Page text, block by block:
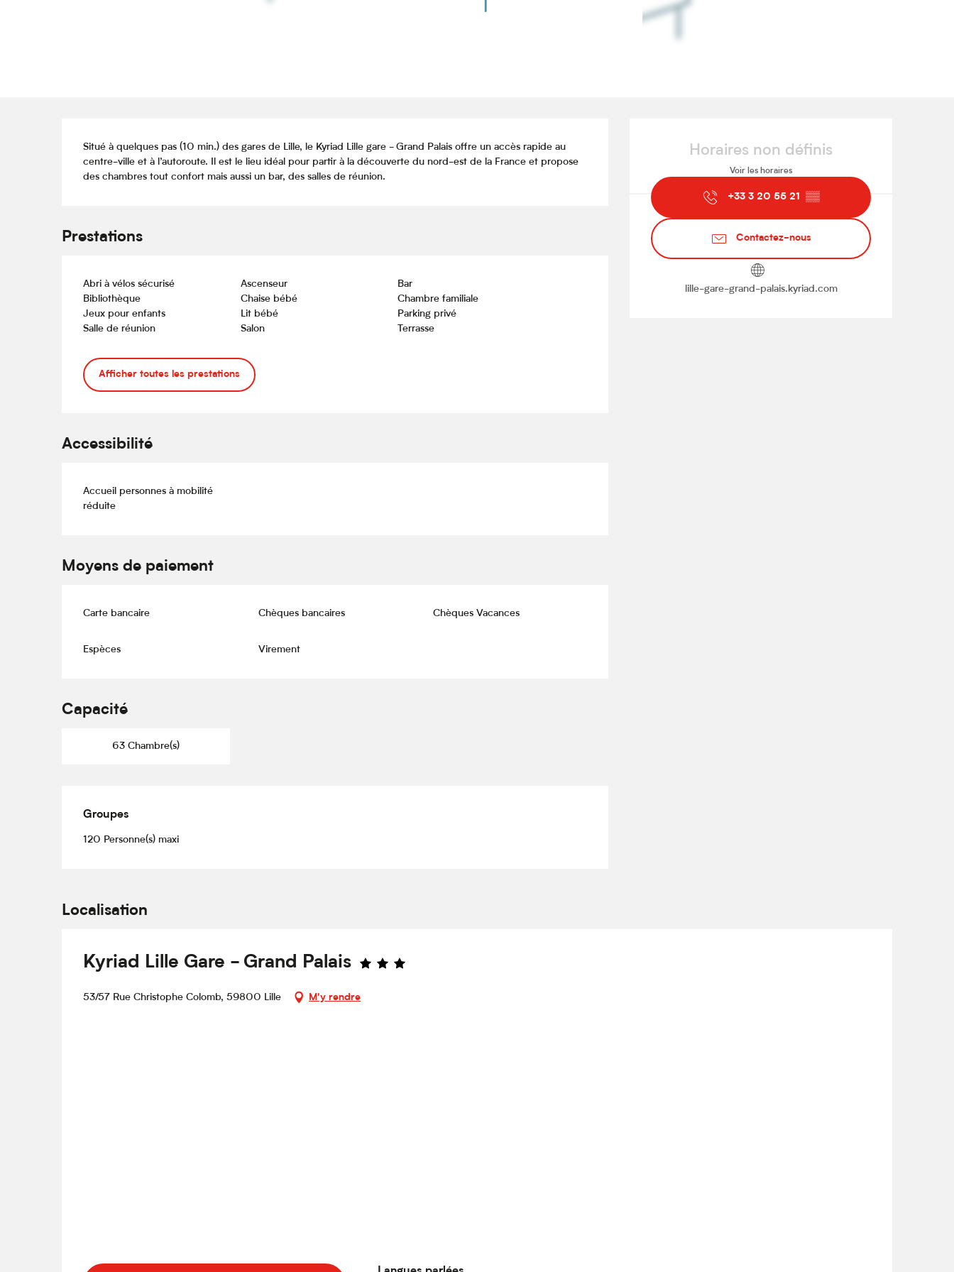
Ouverture et coordonnées
Horaires non définis
Voir les horaires
+33 3 20 55 21 ▒▒
Contactez-nous
lille-gare-grand-palais.kyriad.com
Description
Situé à quelques pas (10 min.) des gares de Lille, le Kyriad Lille gare - Grand Palais offre un accès rapide au
centre-ville et à l’autoroute. Il est le lieu idéal pour partir à la découverte du nord-est de la France et propose
des chambres tout confort mais aussi un bar, des salles de réunion.
Prestations
Abri à vélos sécurisé Ascenseur
Bar
Bibliothèque
Chaise bébé
Chambre familiale
Jeux pour enfants
Lit bébé
Parking privé
Salle de réunion
Salon Terrasse
Afficher toutes les prestations
Accessibilité
Accueil personnes à mobilité
réduite
Moyens de paiement
Carte bancaire Chèques bancaires Chèques Vacances
Espèces Virement
Capacité
63 Chambre(s)
Groupes
Groupes
120 Personne(s) maxi
Localisation
Kyriad Lille Gare - Grand Palais
53/57 Rue Christophe Colomb, 59800 Lille M'y rendre